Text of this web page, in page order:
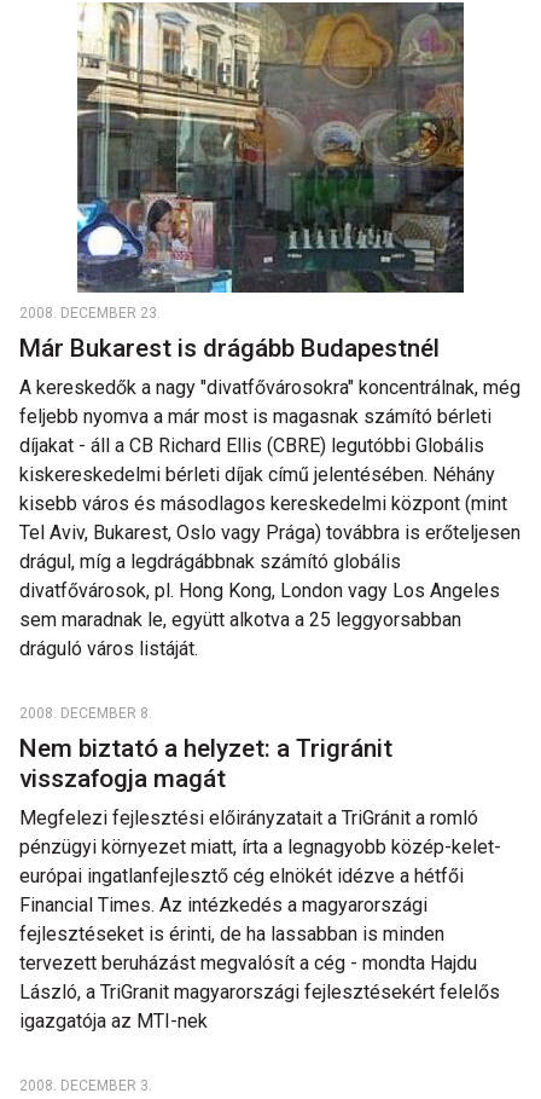
2008. DECEMBER 23.
Már Bukarest is drágább Budapestnél
A kereskedők a nagy "divatfővárosokra" koncentrálnak, még
feljebb nyomva a már most is magasnak számító bérleti
díjakat - áll a CB Richard Ellis (CBRE) legutóbbi Globális
kiskereskedelmi bérleti díjak című jelentésében. Néhány
kisebb város és másodlagos kereskedelmi központ (mint
Tel Aviv, Bukarest, Oslo vagy Prága) továbbra is erőteljesen
drágul, míg a legdrágábbnak számító globális
divatfővárosok, pl. Hong Kong, London vagy Los Angeles
sem maradnak le, együtt alkotva a 25 leggyorsabban
dráguló város listáját.
2008. DECEMBER 8.
Nem biztató a helyzet: a Trigránit
visszafogja magát
Megfelezi fejlesztési előirányzatait a TriGránit a romló
pénzügyi környezet miatt, írta a legnagyobb közép-kelet-
európai ingatlanfejlesztő cég elnökét idézve a hétfői
Financial Times. Az intézkedés a magyarországi
fejlesztéseket is érinti, de ha lassabban is minden
tervezett beruházást megvalósít a cég - mondta Hajdu
László, a TriGranit magyarországi fejlesztésekért felelős
igazgatója az MTI-nek
2008. DECEMBER 3.